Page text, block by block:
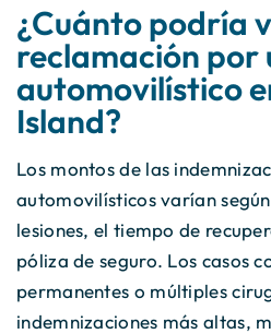
¿Cuánto podría
reclamación por
automovilístico
Island?
Los montos de las
automovilísticos varían
lesiones, el tiempo de
póliza de seguro. Los casos
permanentes o múltiples
indemnizaciones más altas,